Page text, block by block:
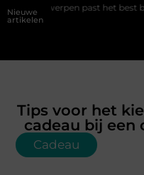
Nieuwe
artikelen
past het best bij uw
Tips voor het
cadeau bij een
Cadeau